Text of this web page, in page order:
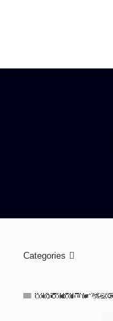
Categories